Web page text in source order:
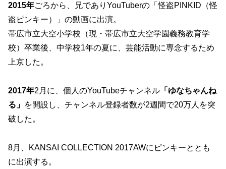
2015年ごろから、兄でありYouTuberの「怪盗PINKID（怪
盗ピンキー）」の動画に出演。
帯広市立大空小学校（現・帯広市立大空学園義務教育学
校）卒業後、中学校1年の夏に、芸能活動に専念するため
上京した。
2017年2月に、個人のYouTubeチャンネル 「ゆなちゃんね
る」 を開設し、チャンネル登録者数が2週間で20万人を突
破した。
8月、KANSAI COLLECTION 2017AWにピンキーととも
に出演する。